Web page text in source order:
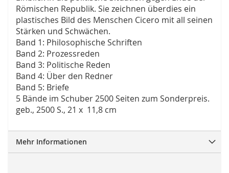
Römischen Republik. Sie zeichnen überdies ein
plastisches Bild des Menschen Cicero mit all seinen
Stärken und Schwächen.
Band 1: Philosophische Schriften
Band 2: Prozessreden
Band 3: Politische Reden
Band 4: Über den Redner
Band 5: Briefe
5 Bände im Schuber 2500 Seiten zum Sonderpreis.
geb., 2500 S., 21 x 11,8 cm
Mehr Informationen